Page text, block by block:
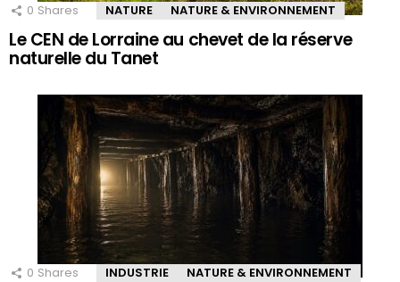
0 Shares NATURE NATURE & ENVIRONNEMENT
Le CEN de Lorraine au chevet de la réserve
naturelle du Tanet
0 Shares INDUSTRIE NATURE & ENVIRONNEMENT